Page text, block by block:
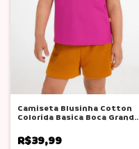
Camiseta Blusinha Cotton
Colorida Basica Boca Grande
R$39,99